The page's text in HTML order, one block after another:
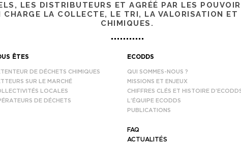
LES DISTRIBUTEURS ET AGRÉÉ PAR LES
CHARGE LA COLLECTE, LE TRI, LA VALORISATION ET
CHIMIQUES.
ÊTES
DE DÉCHETS CHIMIQUES
SUR LE MARCHÉ
LOCALES
DE DÉCHETS
ECODDS
QUI SOMMES-NOUS ?
MISSIONS ET ENJEUX
CHIFFRES CLÉS ET HISTOIRE
L’ÉQUIPE ECODDS
PUBLICATIONS
FAQ
ACTUALITÉS